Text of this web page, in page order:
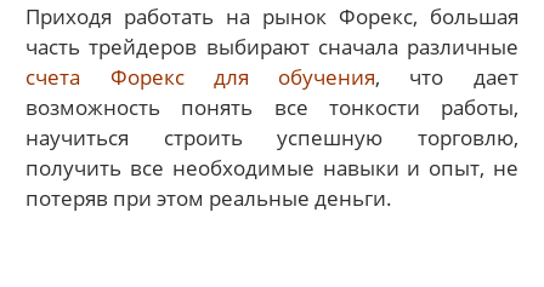
Приходя работать на рынок Форекс, большая
часть трейдеров выбирают сначала различные
счета Форекс для обучения, что дает
возможность понять все тонкости работы,
научиться строить успешную торговлю,
получить все необходимые навыки и опыт, не
потеряв при этом реальные деньги.